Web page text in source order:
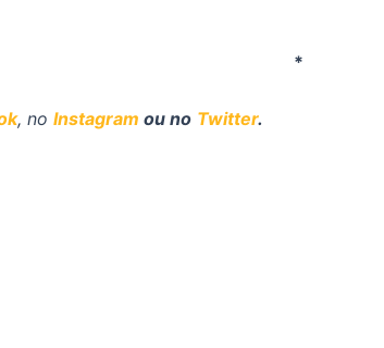
*
, no Instagram ou no Twitter.